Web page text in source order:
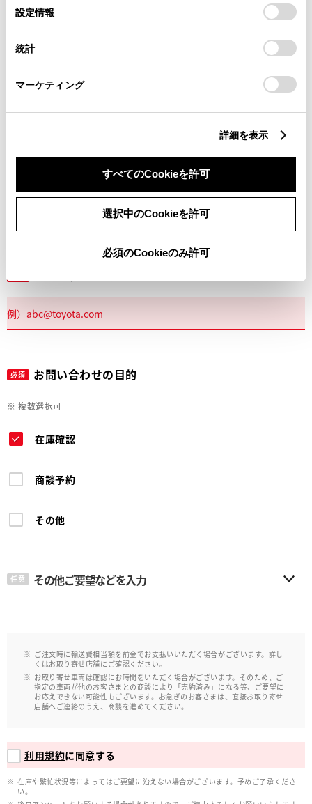
デバイスにすべてのCookie(クッキー)が保存されることに同
意したことになります。Cookie(クッキー)のオプトアウト、
設定の変更、同意を撤回したりするにあたっては、当社の
「Cookie（クッキー）情報の取り扱いについて
」をご覧くだ
設定情報
統計
マーケティング
詳細を表示
すべてのCookieを許可
選択中のCookieを許可
必須のCookieのみ許可
任意 建物名
必須 お問い合わせの目的
※ 複数選択可
在庫確認
商談予約
その他
任意 その他ご要望などを入力
ご注文時に輸送費相当額を前金でお支払いいただく場合がございます。詳し
くはお取り寄せ店舗にご確認ください。
お取り寄せ車両は確認にお時間をいただく場合がございます。そのため、ご
指定の車両が他のお客さまとの商談により「売約済み」になる等、ご要望に
お応えできない可能性もございます。お急ぎのお客さまは、直接お取り寄せ
店舗へご連絡のうえ、商談を進めてください。
利用規約に同意する
在庫や繁忙状況等によってはご要望に沿えない場合がございます。予めご了承くださ
い。